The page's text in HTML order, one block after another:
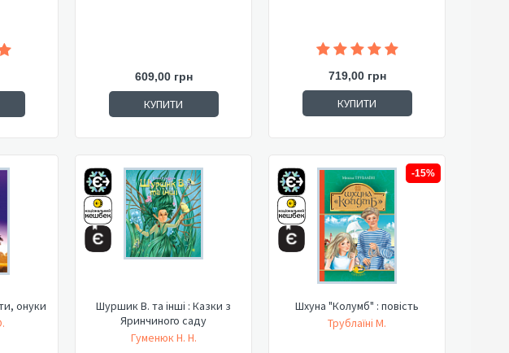
609,00 грн
КУПИТИ
719,00 грн
КУПИТИ
онуки
Шуршик В. та інші : Казки з
Яринчиного саду
Гуменюк Н. Н.
-15%
Шхуна "Колумб" : повість
Трублаїні М.